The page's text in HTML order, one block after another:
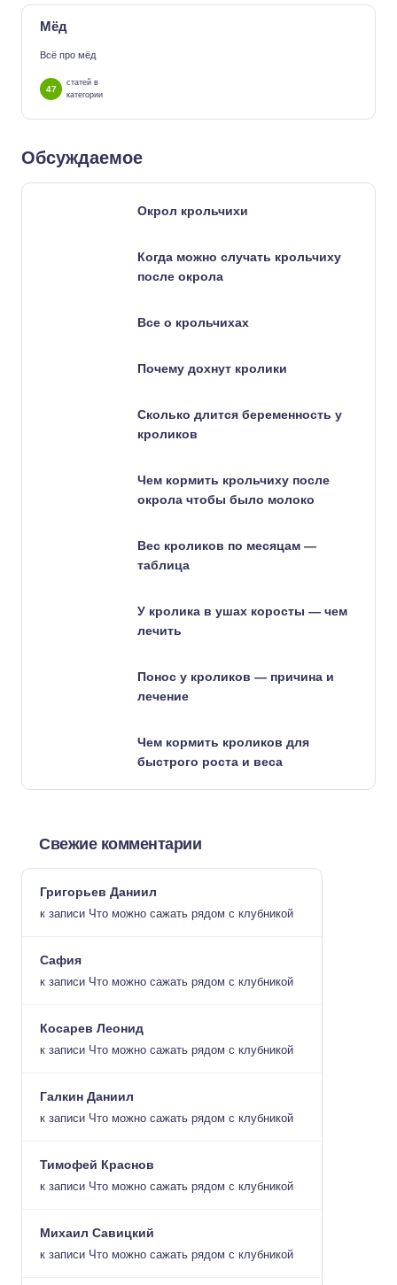
Мёд
Всё про мёд
47
статей в
категории
Обсуждаемое
Окрол крольчихи
Когда можно случать крольчиху
после окрола
Все о крольчихах
Почему дохнут кролики
Сколько длится беременность у
кроликов
Чем кормить крольчиху после
окрола чтобы было молоко
Вес кроликов по месяцам —
таблица
У кролика в ушах коросты — чем
лечить
Понос у кроликов — причина и
лечение
Чем кормить кроликов для
быстрого роста и веса
Свежие комментарии
Григорьев Даниил
к записи Что можно сажать рядом с клубникой
Сафия
к записи Что можно сажать рядом с клубникой
Косарев Леонид
к записи Что можно сажать рядом с клубникой
Галкин Даниил
к записи Что можно сажать рядом с клубникой
Тимофей Краснов
к записи Что можно сажать рядом с клубникой
Михаил Савицкий
к записи Что можно сажать рядом с клубникой